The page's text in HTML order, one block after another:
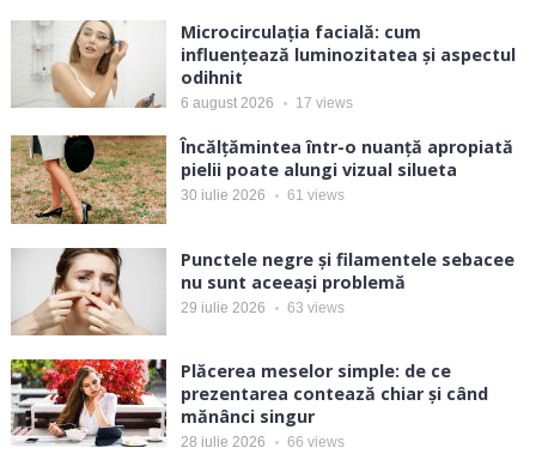
Microcirculația facială: cum
influențează luminozitatea și aspectul
odihnit
6 august 2026 17 views
Încălțămintea într-o nuanță apropiată
pielii poate alungi vizual silueta
30 iulie 2026 61 views
Punctele negre și filamentele sebacee
nu sunt aceeași problemă
29 iulie 2026 63 views
Plăcerea meselor simple: de ce
prezentarea contează chiar și când
mănânci singur
28 iulie 2026 66 views